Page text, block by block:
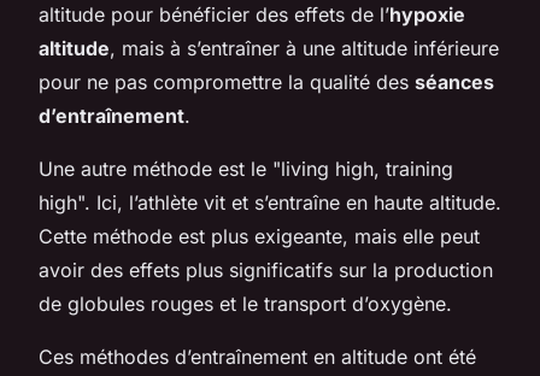
altitude pour bénéficier des effets de l’hypoxie
altitude, mais à s’entraîner à une altitude inférieure
pour ne pas compromettre la qualité des séances
d’entraînement.
Une autre méthode est le "living high, training
high". Ici, l’athlète vit et s’entraîne en haute altitude.
Cette méthode est plus exigeante, mais elle peut
avoir des effets plus significatifs sur la production
de globules rouges et le transport d’oxygène.
Ces méthodes d’entraînement en altitude ont été